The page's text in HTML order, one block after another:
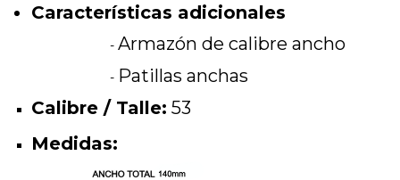
Características adicionales
- Armazón de calibre ancho
- Patillas anchas
Calibre / Talle: 53
Medidas: